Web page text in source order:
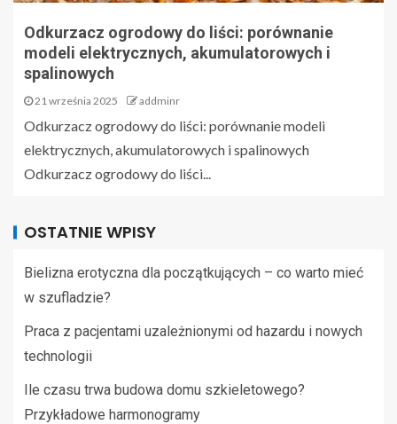
Odkurzacz ogrodowy do liści: porównanie
modeli elektrycznych, akumulatorowych i
spalinowych
21 września 2025 addminr
Odkurzacz ogrodowy do liści: porównanie modeli
elektrycznych, akumulatorowych i spalinowych
Odkurzacz ogrodowy do liści...
OSTATNIE WPISY
Bielizna erotyczna dla początkujących – co warto mieć
w szufladzie?
Praca z pacjentami uzależnionymi od hazardu i nowych
technologii
Ile czasu trwa budowa domu szkieletowego?
Przykładowe harmonogramy